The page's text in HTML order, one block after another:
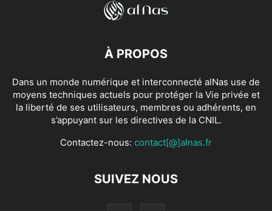
À PROPOS
Dans un monde numérique et interconnecté alNas use de
moyens techniques actuels pour protéger la Vie privée et
la liberté de ses utilisateurs, membres ou adhérents, en
s’appuyant sur les directives de la CNIL.
Contactez-nous: contact[@]alnas.fr
SUIVEZ NOUS